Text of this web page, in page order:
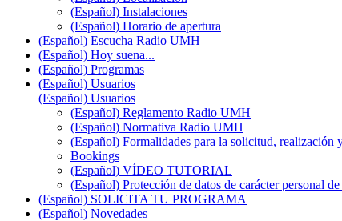
(Español) Instalaciones
(Español) Horario de apertura
(Español) Escucha Radio UMH
(Español) Hoy suena...
(Español) Programas
(Español) Usuarios
(Español) Usuarios
(Español) Reglamento Radio UMH
(Español) Normativa Radio UMH
(Español) Formalidades para la solicitud,
Bookings
(Español) VÍDEO TUTORIAL
(Español) Protección de datos de carácter personal
(Español) SOLICITA TU PROGRAMA
(Español) Novedades